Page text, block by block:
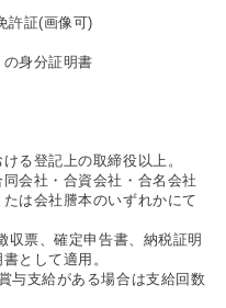
許証(画像可)
の身分証明書
る登記上の取締役以上。
会社・合資会社・合名会社
は会社謄本のいずれかにて
収票、確定申告書、納税証明
として適用。
与支給がある場合は支給回数